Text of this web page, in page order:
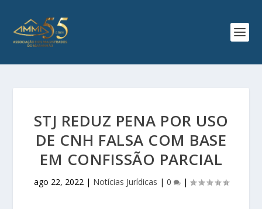
STJ REDUZ PENA POR USO
DE CNH FALSA COM BASE
EM CONFISSÃO PARCIAL
ago 22, 2022| Notícias Jurídicas | 0 |